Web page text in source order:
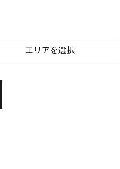
エリアを選択